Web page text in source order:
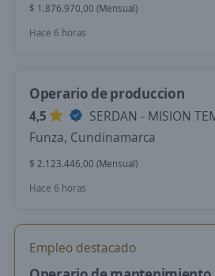
$ 1.876.970,00 (Mensual)
Hace 6 horas
Operario de produccion
4,5
SERDAN - MISION
Funza, Cundinamarca
$ 2.123.446,00 (Mensual)
Hace 6 horas
Empleo destacado